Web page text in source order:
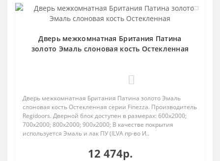
Дверь межкомнатная Британия Патина
золото Эмаль слоновая кость Остекленная
Дверь межкомнатная Британия Патина золото Эмаль
слоновая кость Остекленная серии Finezza. Производитель
Regidoors. Дверной блок доступен в размерах: 600x2000;
700x2000; 800x2000; 900x2000; В качестве покрытия
используется Эмаль и лак ПУ (ILVA пр-во И..
12 474р.